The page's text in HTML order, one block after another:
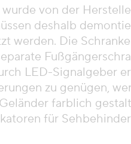
von der
deshalb
werden. Die
LED-Signalgeber
zu genügen,
farblich
für